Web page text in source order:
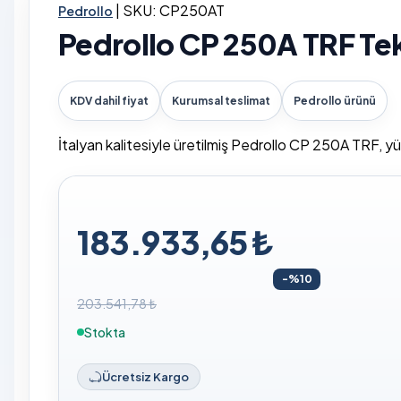
Pedrollo SKU: CP250AT
Pedrollo CP 250A TRF
KDV dahil fiyat Kurumsal teslimat Pedrollo ürünü
İtalyan kalitesiyle üretilmiş Pedrollo CP 250A TRF,
183.933,65 ₺
-%10
203.541,78 ₺
Stokta
Ücretsiz Kargo